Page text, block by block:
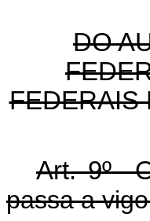
DO
FEDERAIS
Art. 9º
passa a